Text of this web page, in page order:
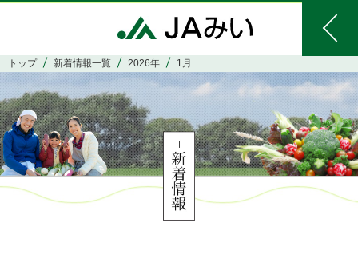
トップ 新着情報一覧 2026年 1月